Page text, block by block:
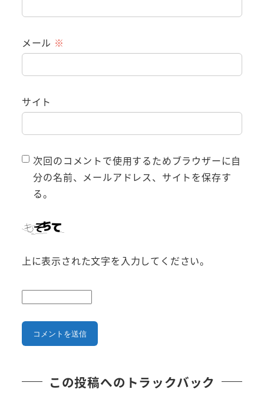
メール ※
サイト
次回のコメントで使用するためブラウザーに自
分の名前、メールアドレス、サイトを保存す
る。
上に表示された文字を入力してください。
この投稿へのトラックバック